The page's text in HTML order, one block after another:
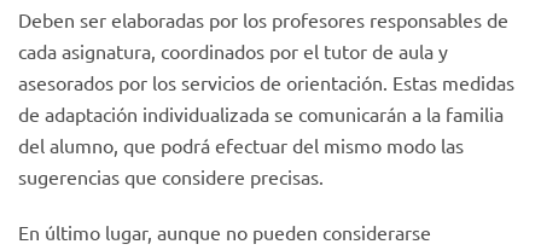
Deben ser elaboradas por los profesores responsables de
cada asignatura, coordinados por el tutor de aula y
asesorados por los servicios de orientación. Estas medidas
de adaptación individualizada se comunicarán a la familia
del alumno, que podrá efectuar del mismo modo las
sugerencias que considere precisas.
En último lugar, aunque no pueden considerarse